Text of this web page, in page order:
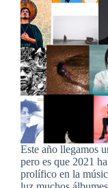
Este año llegamos
pero es que 2021
prolífico en la